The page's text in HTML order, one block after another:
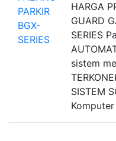
HARGA
GUARD
SERIES
sistem
SISTEM
Komputer